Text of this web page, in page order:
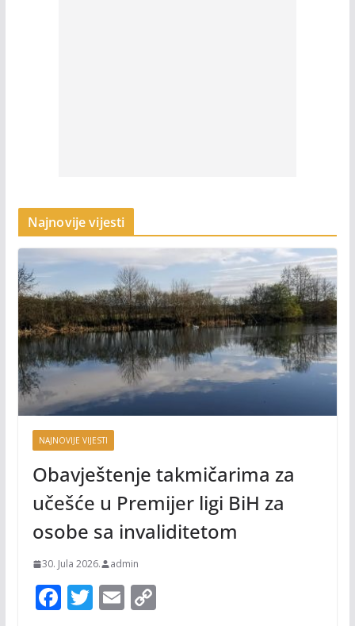
Najnovije vijesti
NAJNOVIJE VIJESTI
Obavještenje takmičarima za
učešće u Premijer ligi BiH za
osobe sa invaliditetom
30. Jula 2026. admin
F T E C